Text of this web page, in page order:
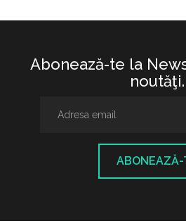
Abonează-te la
noutăţi.
ABONEAZĂ-